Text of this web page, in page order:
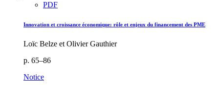
PDF
Innovation et croissance économique: rôle et enjeux du financement des PME
Loïc Belze et Olivier Gauthier
p. 65–86
Notice